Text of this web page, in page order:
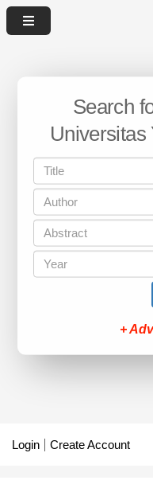
Search
Universitas
+
Login Create Account